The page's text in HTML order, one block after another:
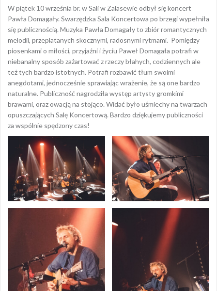
W piątek 10 września br. w Sali w Zalasewie odbył się koncert
Pawła Domagały. Swarzędzka Sala Koncertowa po brzegi wypełniła
się publicznością. Muzyka Pawła Domagały to zbiór romantycznych
melodii, przeplatanych skocznymi, radosnymi rytmami. Pomiędzy
piosenkami o miłości, przyjaźni i życiu Paweł Domagała potrafi w
niebanalny sposób zażartować z rzeczy błahych, codziennych ale
też tych bardzo istotnych. Potrafi rozbawić tłum swoimi
anegdotami, jednocześnie sprawiając wrażenie, że są one bardzo
naturalne. Publiczność nagrodziła występ artysty gromkimi
brawami, oraz owacją na stojąco. Widać było uśmiechy na twarzach
opuszczających Salę Koncertową. Bardzo dziękujemy publiczności
za wspólnie spędzony czas!